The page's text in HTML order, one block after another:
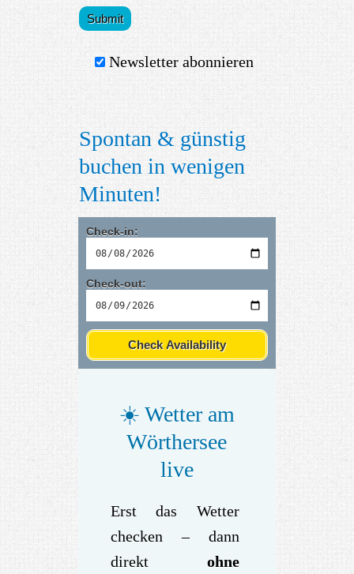
Newsletter abonnieren
Spontan & günstig
buchen in wenigen
Minuten!
Check-in:
Check-out:
Check Availability
☀️ Wetter am
Wörthersee
live
Erst das Wetter
checken – dann
direkt ohne